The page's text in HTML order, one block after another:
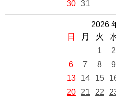
30 31
2026
日
月 火
1
2
6
7 8 9
13
14 15
20
21 22